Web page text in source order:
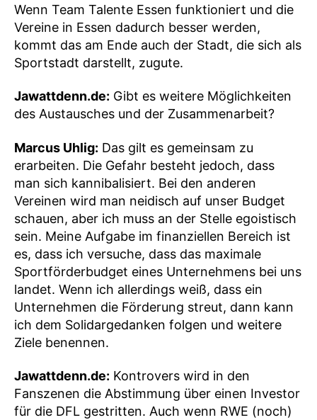
Wenn Team Talente Essen funktioniert und die
Vereine in Essen dadurch besser werden,
kommt das am Ende auch der Stadt, die sich als
Sportstadt darstellt, zugute.
Jawattdenn.de: Gibt es weitere Möglichkeiten
des Austausches und der Zusammenarbeit?
Marcus Uhlig: Das gilt es gemeinsam zu
erarbeiten. Die Gefahr besteht jedoch, dass
man sich kannibalisiert. Bei den anderen
Vereinen wird man neidisch auf unser Budget
schauen, aber ich muss an der Stelle egoistisch
sein. Meine Aufgabe im finanziellen Bereich ist
es, dass ich versuche, dass das maximale
Sportförderbudget eines Unternehmens bei uns
landet. Wenn ich allerdings weiß, dass ein
Unternehmen die Förderung streut, dann kann
ich dem Solidargedanken folgen und weitere
Ziele benennen.
Jawattdenn.de: Kontrovers wird in den
Fanszenen die Abstimmung über einen Investor
für die DFL gestritten. Auch wenn RWE (noch)